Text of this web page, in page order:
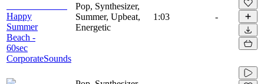
Happy
Summer
Beach -
60sec
CorporateSounds
Pop, Synthesizer,
Summer, Upbeat,
Energetic
1:03 -